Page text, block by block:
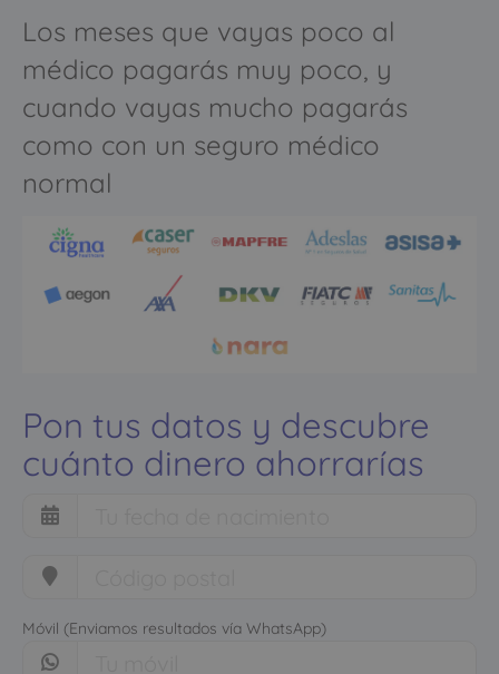
Los meses que vayas poco al
médico pagarás muy poco, y
cuando vayas mucho pagarás
como con un seguro médico
normal
Pon tus datos y descubre
cuánto dinero ahorrarías
Móvil (Enviamos resultados vía WhatsApp)